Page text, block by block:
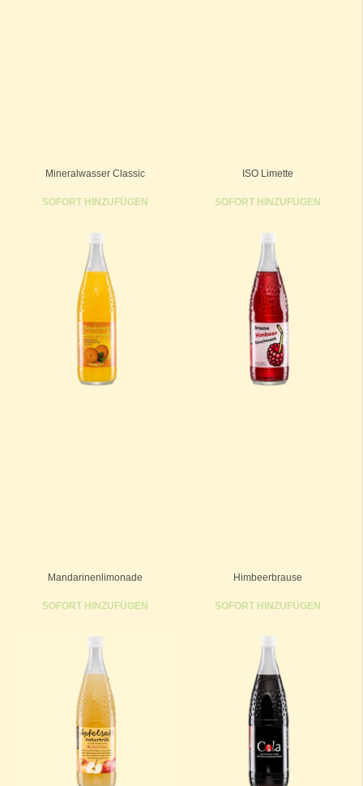
Mineralwasser Classic
SOFORT HINZUFÜGEN
ISO Limette
SOFORT HINZUFÜGEN
Mandarinenlimonade
SOFORT HINZUFÜGEN
Himbeerbrause
SOFORT HINZUFÜGEN